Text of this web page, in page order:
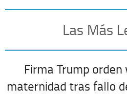
Las Más
Firma Trump
maternidad tras fallo